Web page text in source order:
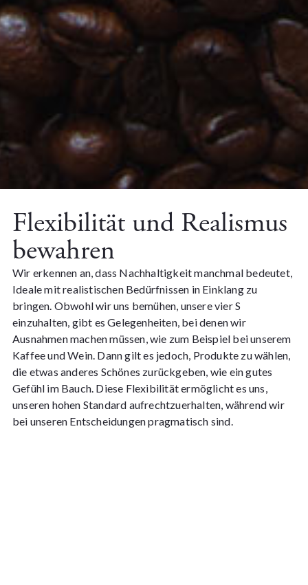
Flexibilität und Realismus
bewahren
Wir erkennen an, dass Nachhaltigkeit manchmal bedeutet,
Ideale mit realistischen Bedürfnissen in Einklang zu
bringen. Obwohl wir uns bemühen, unsere vier S
einzuhalten, gibt es Gelegenheiten, bei denen wir
Ausnahmen machen müssen, wie zum Beispiel bei unserem
Kaffee und Wein. Dann gilt es jedoch, Produkte zu wählen,
die etwas anderes Schönes zurückgeben, wie ein gutes
Gefühl im Bauch. Diese Flexibilität ermöglicht es uns,
unseren hohen Standard aufrechtzuerhalten, während wir
bei unseren Entscheidungen pragmatisch sind.